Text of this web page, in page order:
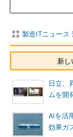
製造ITニュース
新し
日立、
ムを開
AIを活
効果ガ